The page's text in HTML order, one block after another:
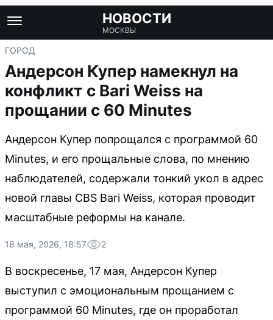
НОВОСТИ
МОСКВЫ
ГОРОД
Андерсон Купер намекнул на
конфликт с Bari Weiss на
прощании с 60 Minutes
Андерсон Купер попрощался с программой 60
Minutes, и его прощальные слова, по мнению
наблюдателей, содержали тонкий укол в адрес
новой главы CBS Bari Weiss, которая проводит
масштабные реформы на канале.
18 мая, 2026, 18:57 2
В воскресенье, 17 мая, Андерсон Купер
выступил с эмоциональным прощанием с
программой 60 Minutes, где он проработал